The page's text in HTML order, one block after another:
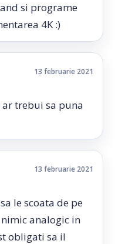
si programe
4K :)
13 februarie 2021
ar trebui sa puna
13 februarie 2021
le scoata de pe
analogic in
obligati sa il